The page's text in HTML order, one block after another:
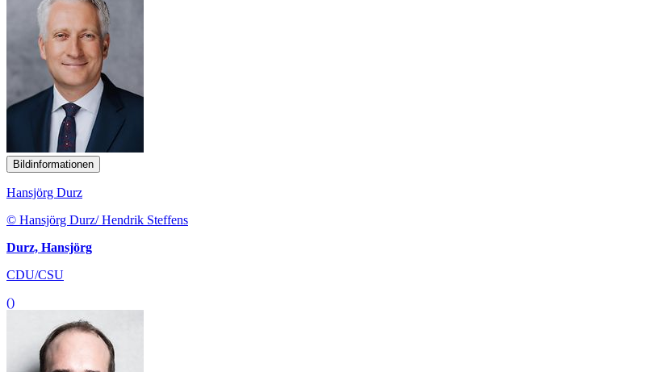
Bildinformationen
Hansjörg Durz
© Hansjörg Durz/ Hendrik Steffens
Durz, Hansjörg
CDU/CSU
()